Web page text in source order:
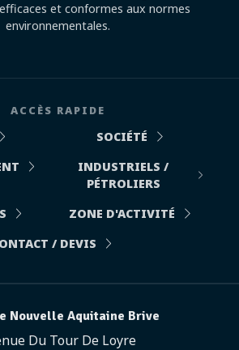
et conformes aux normes
environnementales.
ACCÈS RAPIDE
SOCIÉTÉ
INDUSTRIELS /
PÉTROLIERS
ZONE D'ACTIVITÉ
/ DEVIS
Nouvelle Aquitaine Brive
Du Tour De Loyre